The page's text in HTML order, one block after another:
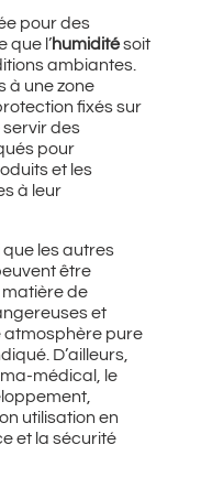
pour des
que l’humiditésoit
ambiantes.
à une zone
fixés sur
servir des
pour
et les
à leur
que les autres
être
matière de
et
atmosphère pure
D’ailleurs,
médical, le
utilisation en
et la sécurité